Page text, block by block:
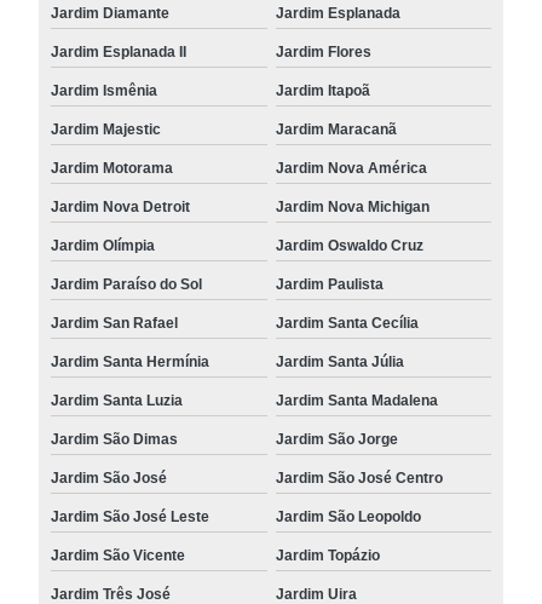
Jardim Diamante Jardim Esplanada
Jardim Esplanada II Jardim Flores
Jardim Ismênia Jardim Itapoã
Jardim Majestic Jardim Maracanã
Jardim Motorama Jardim Nova América
Jardim Nova Detroit Jardim Nova Michigan
Jardim Olímpia Jardim Oswaldo Cruz
Jardim Paraíso do Sol Jardim Paulista
Jardim San Rafael Jardim Santa Cecília
Jardim Santa Hermínia Jardim Santa Júlia
Jardim Santa Luzia Jardim Santa Madalena
Jardim São Dimas Jardim São Jorge
Jardim São José Jardim São José Centro
Jardim São José Leste Jardim São Leopoldo
Jardim São Vicente Jardim Topázio
Jardim Três José Jardim Uira